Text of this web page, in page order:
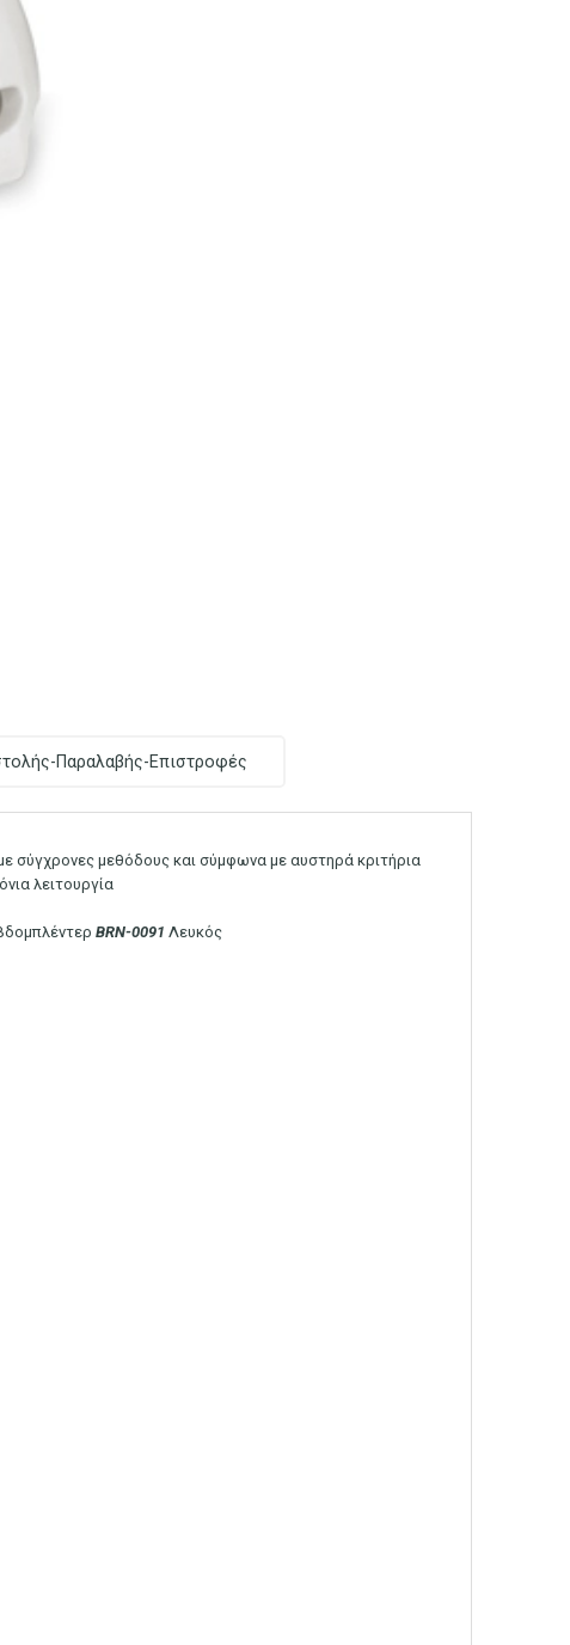
Παραλαβής-Επιστροφές
σύγχρονες μεθόδους και σύμφωνα με αυστηρά κριτήρια
λειτουργία
BRN-0091 Λευκός